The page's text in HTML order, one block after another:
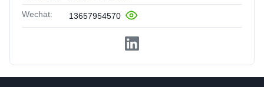
Wechat: 13657954570